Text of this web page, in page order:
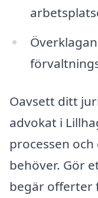
Oavsett ditt
advokat i
processen
behöver. Gör
begär offerter